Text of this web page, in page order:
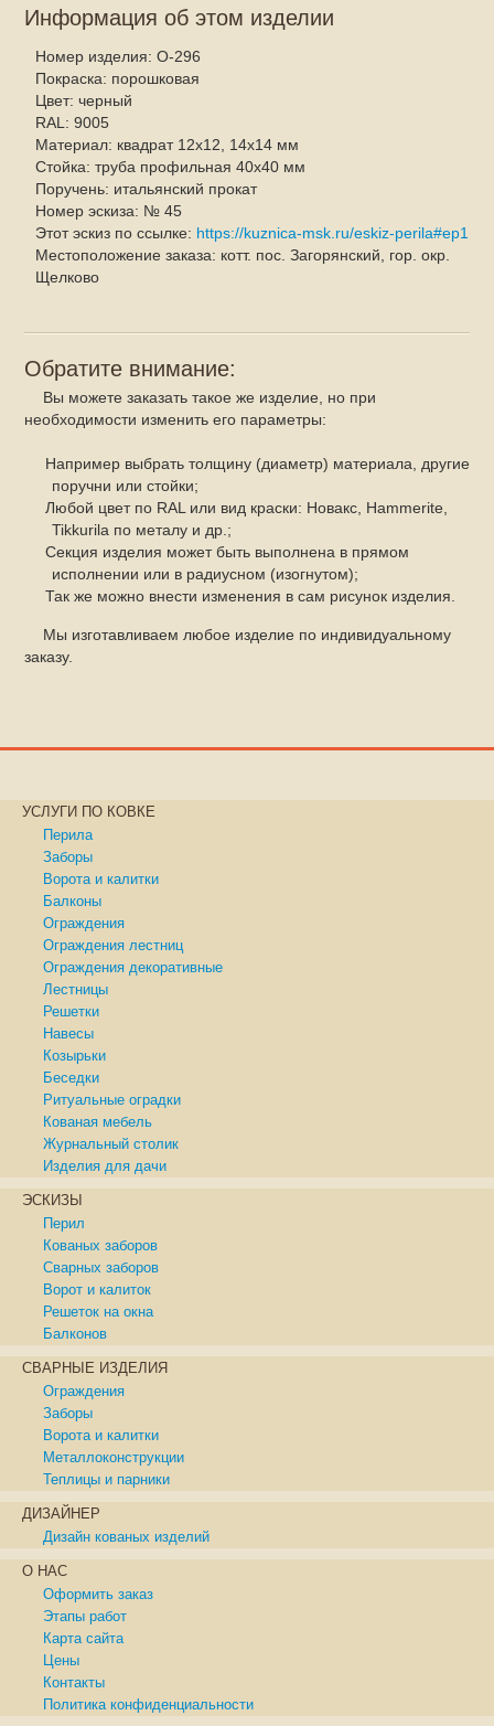
Информация об этом изделии
Номер изделия: О-296
Покраска: порошковая
Цвет: черный
RAL: 9005
Материал: квадрат 12x12, 14x14 мм
Стойка: труба профильная 40x40 мм
Поручень: итальянский прокат
Номер эскиза: № 45
Этот эскиз по ссылке: https://kuznica-msk.ru/eskiz-perila#ep1
Местоположение заказа: котт. пос. Загорянский, гор. окр.
Щелково
Обратите внимание:
Вы можете заказать такое же изделие, но при
необходимости изменить его параметры:
Например выбрать толщину (диаметр) материала, другие
поручни или стойки;
Любой цвет по RAL или вид краски: Новакс, Hammerite,
Tikkurila по металу и др.;
Секция изделия может быть выполнена в прямом
исполнении или в радиусном (изогнутом);
Так же можно внести изменения в сам рисунок изделия.
Мы изготавливаем любое изделие по индивидуальному
заказу.
УСЛУГИ ПО КОВКЕ
Перила
Заборы
Ворота и калитки
Балконы
Ограждения
Ограждения лестниц
Ограждения декоративные
Лестницы
Решетки
Навесы
Козырьки
Беседки
Ритуальные оградки
Кованая мебель
Журнальный столик
Изделия для дачи
ЭСКИЗЫ
Перил
Кованых заборов
Сварных заборов
Ворот и калиток
Решеток на окна
Балконов
СВАРНЫЕ ИЗДЕЛИЯ
Ограждения
Заборы
Ворота и калитки
Металлоконструкции
Теплицы и парники
ДИЗАЙНЕР
Дизайн кованых изделий
О НАС
Оформить заказ
Этапы работ
Карта сайта
Цены
Контакты
Политика конфиденциальности